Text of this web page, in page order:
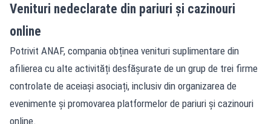
Venituri nedeclarate din pariuri și cazinouri
online
Potrivit ANAF, compania obținea venituri suplimentare din
afilierea cu alte activități desfășurate de un grup de trei firme
controlate de aceiași asociați, inclusiv din organizarea de
evenimente și promovarea platformelor de pariuri și cazinouri
online.